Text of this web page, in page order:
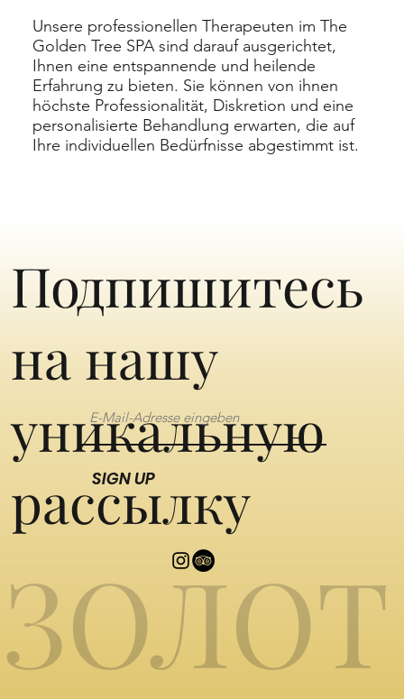
Unsere professionellen Therapeuten im The
Golden Tree SPA sind darauf ausgerichtet,
Ihnen eine entspannende und heilende
Erfahrung zu bieten. Sie können von ihnen
höchste Professionalität, Diskretion und eine
personalisierte Behandlung erwarten, die auf
Ihre individuellen Bedürfnisse abgestimmt ist.
Подпишитесь
на нашу
уникальную
рассылку
ЗОЛОТ
SIGN UP